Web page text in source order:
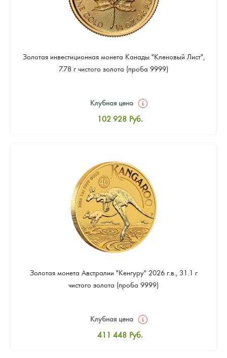
Золотая инвестиционная монета Канады "Кленовый Лист",
7.78 г чистого золота (проба 9999)
Клубная цена
102 928 Руб.
Цена выкупа
92 188 Руб.
Золотая монета Австралии "Кенгуру" 2026 г.в., 31.1 г
чистого золота (проба 9999)
Клубная цена
411 448 Руб.